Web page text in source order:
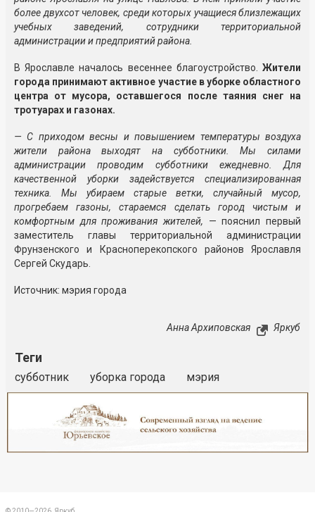
более двухсот человек, среди которых учащиеся близлежащих
учебных заведений, сотрудники территориальной
администрации и предприятий района.
В Ярославле началось весеннее благоустройство. Жители
города принимают активное участие в уборке областного
центра от мусора, оставшегося после таяния снег на
тротуарах и газонах.
— С приходом весны и повышением температуры воздуха
жители района выходят на субботники. Мы силами
администрации проводим субботники ежедневно. Для
качественной уборки задействуется специализированная
техника. Мы убираем старые ветки, случайный мусор,
прогребаем газоны, стараемся сделать город чистым и
комфортным для проживания жителей, — пояснил первый
заместитель главы территориальной администрации
Фрунзенского и Красноперекопского районов Ярославля
Сергей Скударь.
Источник: мэрия города
Анна Архиповская Яркуб
Теги
субботник уборка города мэрия